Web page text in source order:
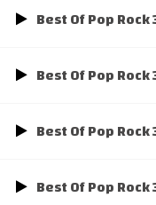
Best Of Pop Rock
Best Of Pop Rock
Best Of Pop Rock
Best Of Pop Rock